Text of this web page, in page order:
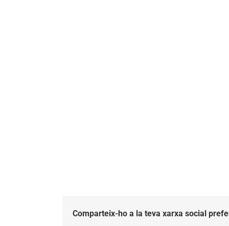
Comparteix-ho a la teva xarxa social